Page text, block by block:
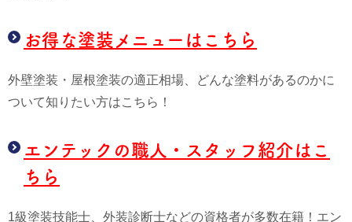
お得な塗装メニューはこちら
外壁塗装・屋根塗装の適正相場、どんな塗料があるのかに
ついて知りたい方はこちら！
エンテックの職人・スタッフ紹介はこ
ちら
1級塗装技能士、外装診断士などの資格者が多数在籍！エン